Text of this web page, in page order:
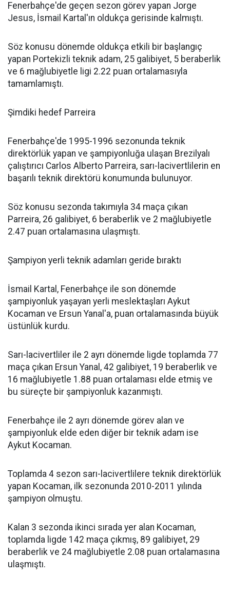
Fenerbahçe'de geçen sezon görev yapan Jorge
Jesus, İsmail Kartal'ın oldukça gerisinde kalmıştı.
Söz konusu dönemde oldukça etkili bir başlangıç
yapan Portekizli teknik adam, 25 galibiyet, 5 beraberlik
ve 6 mağlubiyetle ligi 2.22 puan ortalamasıyla
tamamlamıştı.
Şimdiki hedef Parreira
Fenerbahçe'de 1995-1996 sezonunda teknik
direktörlük yapan ve şampiyonluğa ulaşan Brezilyalı
çalıştırıcı Carlos Alberto Parreira, sarı-lacivertlilerin en
başarılı teknik direktörü konumunda bulunuyor.
Söz konusu sezonda takımıyla 34 maça çıkan
Parreira, 26 galibiyet, 6 beraberlik ve 2 mağlubiyetle
2.47 puan ortalamasına ulaşmıştı.
Şampiyon yerli teknik adamları geride bıraktı
İsmail Kartal, Fenerbahçe ile son dönemde
şampiyonluk yaşayan yerli meslektaşları Aykut
Kocaman ve Ersun Yanal'a, puan ortalamasında büyük
üstünlük kurdu.
Sarı-lacivertliler ile 2 ayrı dönemde ligde toplamda 77
maça çıkan Ersun Yanal, 42 galibiyet, 19 beraberlik ve
16 mağlubiyetle 1.88 puan ortalaması elde etmiş ve
bu süreçte bir şampiyonluk kazanmıştı.
Fenerbahçe ile 2 ayrı dönemde görev alan ve
şampiyonluk elde eden diğer bir teknik adam ise
Aykut Kocaman.
Toplamda 4 sezon sarı-lacivertlilere teknik direktörlük
yapan Kocaman, ilk sezonunda 2010-2011 yılında
şampiyon olmuştu.
Kalan 3 sezonda ikinci sırada yer alan Kocaman,
toplamda ligde 142 maça çıkmış, 89 galibiyet, 29
beraberlik ve 24 mağlubiyetle 2.08 puan ortalamasına
ulaşmıştı.